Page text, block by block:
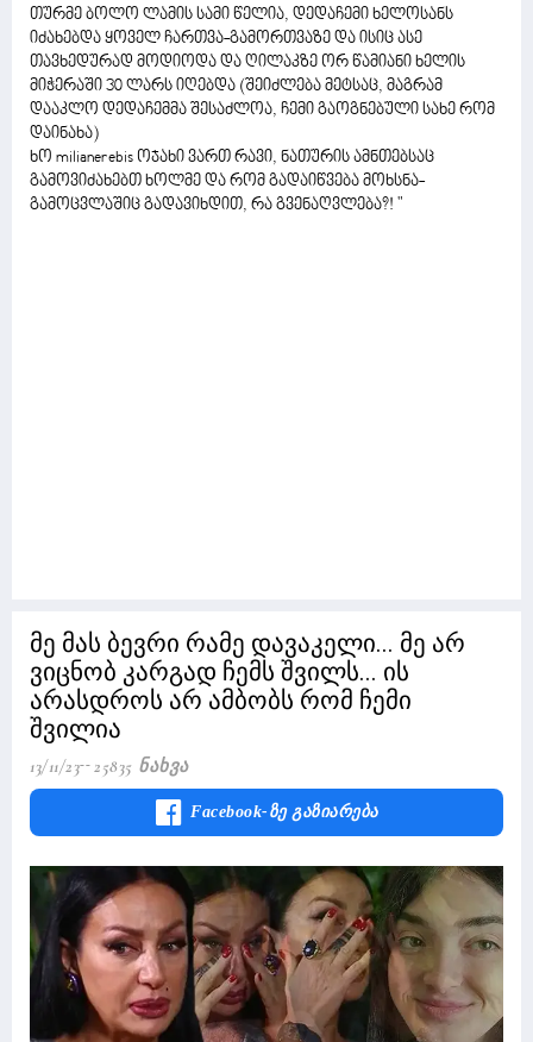
თურმე ბოლო ლამის სამი წელია, დედაჩემი ხელოსანს
იძახებდა ყოველ ჩართვა-გამორთვაზე და ისიც ასე
თავხედურად მოდიოდა და ღილაკზე ორ წამიანი ხელის
მიჭერაში 30 ლარს იღებდა (შეიძლება მეტსაც, მაგრამ
დააკლო დედაჩემმა შესაძლოა, ჩემი გაოგნებული სახე რომ
დაინახა)
ხო milianerebis ოჯახი ვართ რავი, ნათურის ამნთებსაც
გამოვიძახებთ ხოლმე და რომ გადაიწვება მოხსნა-
გამოცვლაშიც გადავიხდით, რა გვენაღვლება?! "
მე მას ბევრი რამე დავაკელი... მე არ
ვიცნობ კარგად ჩემს შვილს... ის
არასდროს არ ამბობს რომ ჩემი
შვილია
13/11/23 25835 Ნახვა
Facebook-Ზე Გაზიარება